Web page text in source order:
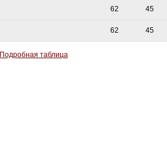
62 45
62 45
Подробная таблица